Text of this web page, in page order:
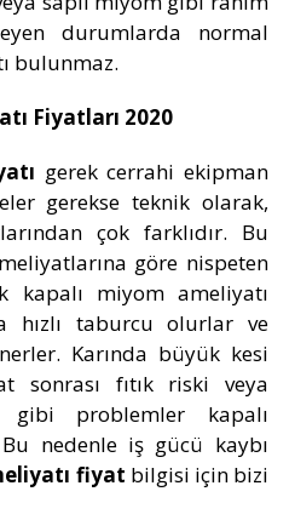
durumlarda normal
bulunmaz.
Fiyatları 2020
gerek cerrahi ekipman
gerekse teknik olarak,
çok farklıdır. Bu
göre nispeten
kapalı miyom ameliyatı
hızlı taburcu olurlar ve
Karında büyük kesi
sonrası fıtık riski veya
gibi problemler kapalı
nedenle iş gücü kaybı
fiyat bilgisi için bizi